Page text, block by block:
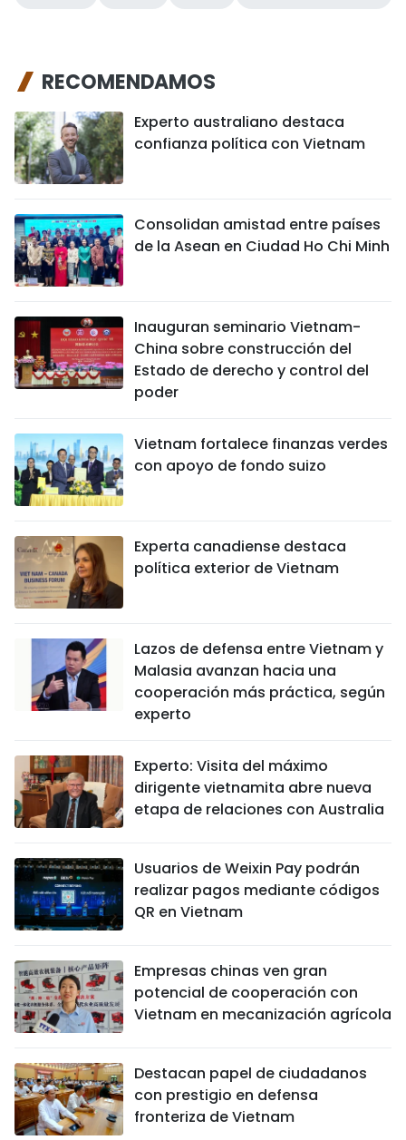
RECOMENDAMOS
Experto australiano destaca
confianza política con Vietnam
Consolidan amistad entre países
de la Asean en Ciudad Ho Chi Minh
Inauguran seminario Vietnam-
China sobre construcción del
Estado de derecho y control del
poder
Vietnam fortalece finanzas verdes
con apoyo de fondo suizo
Experta canadiense destaca
política exterior de Vietnam
Lazos de defensa entre Vietnam y
Malasia avanzan hacia una
cooperación más práctica, según
experto
Experto: Visita del máximo
dirigente vietnamita abre nueva
etapa de relaciones con Australia
Usuarios de Weixin Pay podrán
realizar pagos mediante códigos
QR en Vietnam
Empresas chinas ven gran
potencial de cooperación con
Vietnam en mecanización agrícola
Destacan papel de ciudadanos
con prestigio en defensa
fronteriza de Vietnam